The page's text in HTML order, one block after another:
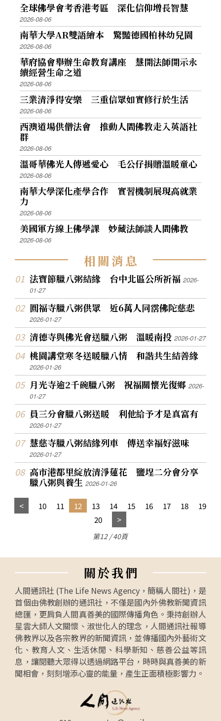
全球佛學會考香港考區 深化信仰增長智慧
2026-08-06
南華大學AR雙語繪本 驚豔德國柏林幼兒園
2026-08-06
華府協會舉辦生命教育講座 慧開法師開示永
續經營生命之道
2026-08-06
三業清淨得安樂 三重信眾如實修行於生活
2026-08-06
西澳道場供僧法會 推動人間佛教走入英語社
群
2026-08-06
溫哥華佛光人傳遞愛心 毛公仔捐贈溫暖童心
2026-08-06
南華大學深化產學合作 實習機制展現高就業
力
2026-08-06
美國軍方線上佛學課 妙藏法師談人間佛教
2026-08-06
相關消息
法寶節臘八粥結緣 台中北區公所祈福2026-
01-27
圓福寺臘八粥供眾 近6萬人同霑佛陀慈悲
2026-01-27
清德寺與佛光會送臘八粥 溫暖南投2026-01-27
桃園講堂寒冬送暖臘八情 和諧共生結善緣
2026-01-26
月光寺逾2千碗臘八粥 祝福關懷光復鄉2026-
01-27
員三分會臘八粥送暖 利他給予才是真富有
2026-01-27
慧慈寺臘八粥結緣列車 傳送幸福好滋味
2026-01-27
高市港都里綻放清淨蓮花 鹽埕二分會分享
臘八粥與養生2026-01-26
10 11 12 13 14 15 16 17 18
19
20
第12 / 40頁
關於我們
人間通訊社 (The Life News Agency，簡稱人間社)，是
首個由佛教創辦的通訊社，不僅是國內外佛教新聞資訊
總匯，更肩負人間真善美的國際傳播角色。秉持創辦人
星雲大師人文關懷、淑世化人的理念，人間通訊社報導
佛教界以及各宗教界的新聞資訊，並傳播國內外藝術文
化、教育人文、生活休閒、科學新知、慈善公益等訊
息，讓閱聽大眾得以透過網路平台，時時與真善美的新
聞相會，刻刻增添心靈的能量，產生正面積極影響力。